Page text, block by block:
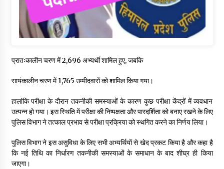
प्रातःकालीन चरण में 2,696 अभ्यर्थी शामिल हुए, जबकि
सायंकालीन चरण में 1,765 उम्मीदवारों को शामिल किया गया।
हालांकि परीक्षा के दौरान तकनीकी समस्याओं के कारण कुछ परीक्षा केंद्रों में व्यवधान
उत्पन्न हो गया। इस स्थिति में परीक्षा की निष्पक्षता और पारदर्शिता को बनाए रखने के लिए
पुलिस विभाग ने तत्काल प्रभाव से परीक्षा प्रक्रिया को स्थगित करने का निर्णय लिया।
पुलिस विभाग ने इस असुविधा के लिए सभी अभ्यर्थियों से खेद प्रकट किया है और कहा है
कि नई तिथि का निर्धारण तकनीकी समस्याओं के समाधान के बाद शीघ्र ही किया
जाएगा।